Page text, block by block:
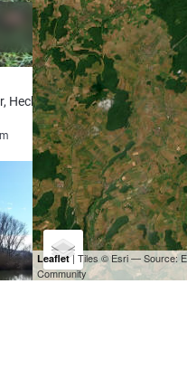
4.3
Hecht, Rapfen,
Leaflet| Tiles © Esri — Source:
Community